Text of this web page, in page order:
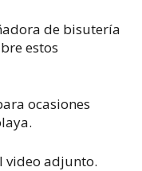
de bisutería
estos
ocasiones
video adjunto.